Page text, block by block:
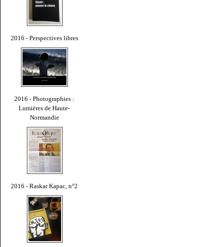
2016 - Perspectives libres
2016 - Photographies :
Lumières de Haute-
Normandie
2016 - Raskar Kapac, n°2